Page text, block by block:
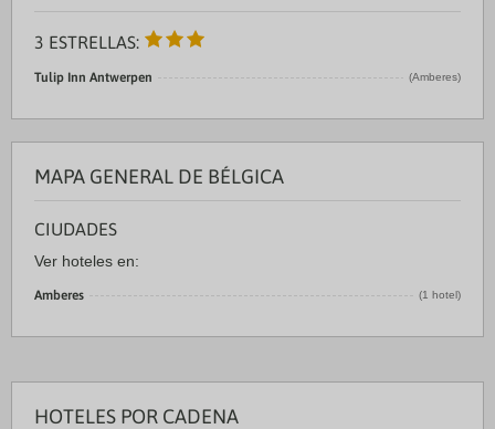
3 ESTRELLAS:
Tulip Inn Antwerpen (Amberes)
MAPA GENERAL DE BÉLGICA
CIUDADES
Ver hoteles en:
Amberes (1 hotel)
HOTELES POR CADENA